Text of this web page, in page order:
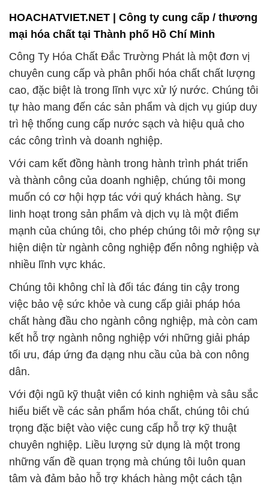
HOACHATVIET.NET | Công ty cung cấp / thương
mại hóa chất tại Thành phố Hồ Chí Minh
Công Ty Hóa Chất Đắc Trường Phát là một đơn vị
chuyên cung cấp và phân phối hóa chất chất lượng
cao, đặc biệt là trong lĩnh vực xử lý nước. Chúng tôi
tự hào mang đến các sản phẩm và dịch vụ giúp duy
trì hệ thống cung cấp nước sạch và hiệu quả cho
các công trình và doanh nghiệp.
Với cam kết đồng hành trong hành trình phát triển
và thành công của doanh nghiệp, chúng tôi mong
muốn có cơ hội hợp tác với quý khách hàng. Sự
linh hoạt trong sản phẩm và dịch vụ là một điểm
mạnh của chúng tôi, cho phép chúng tôi mở rộng sự
hiện diện từ ngành công nghiệp đến nông nghiệp và
nhiều lĩnh vực khác.
Chúng tôi không chỉ là đối tác đáng tin cậy trong
việc bảo vệ sức khỏe và cung cấp giải pháp hóa
chất hàng đầu cho ngành công nghiệp, mà còn cam
kết hỗ trợ ngành nông nghiệp với những giải pháp
tối ưu, đáp ứng đa dạng nhu cầu của bà con nông
dân.
Với đội ngũ kỹ thuật viên có kinh nghiệm và sâu sắc
hiểu biết về các sản phẩm hóa chất, chúng tôi chú
trọng đặc biệt vào việc cung cấp hỗ trợ kỹ thuật
chuyên nghiệp. Liều lượng sử dụng là một trong
những vấn đề quan trọng mà chúng tôi luôn quan
tâm và đảm bảo hỗ trợ khách hàng một cách tận